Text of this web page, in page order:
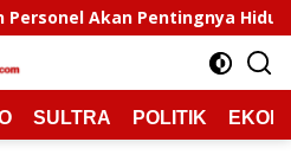
Hidup Sehat Polda
SULTRA POLITIK